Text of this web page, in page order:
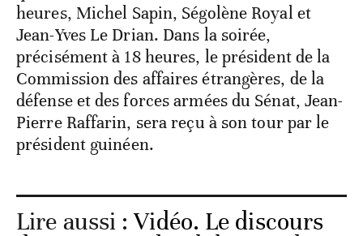
heures, Michel Sapin, Ségolène Royal et
Jean-Yves Le Drian. Dans la soirée,
précisément à 18 heures, le président de la
Commission des affaires étrangères, de la
défense et des forces armées du Sénat, Jean-
Pierre Raffarin, sera reçu à son tour par le
président guinéen.
Lire aussi :Vidéo. Le discours